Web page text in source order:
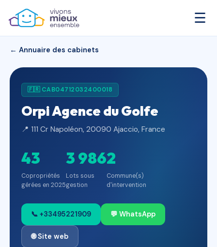
☰
← Annuaire des cabinets
🇫🇷 CAB04712032400018
Orpi Agence du Golfe
📍 111 Cr Napoléon, 20090 Ajaccio, France
43
Copropriétés
gérées en 2025
3 986
Lots sous
gestion
2
Commune(s)
d'intervention
📞 +33495221909 💬 WhatsApp
🌐 Site web